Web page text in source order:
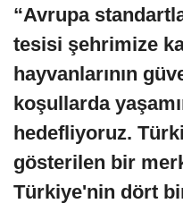
“Avrupa
tesisi şehrimize
hayvanlarının
koşullarda
hedefliyoruz.
gösterilen bir
Türkiye'nin dört